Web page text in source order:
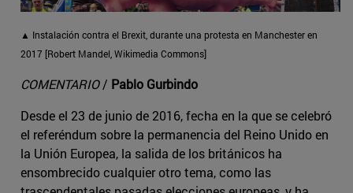
▲ Instalación contra el Brexit, durante una protesta en Manchester en
2017 [Robert Mandel, Wikimedia Commons]
COMENTARIO/ Pablo Gurbindo
Desde el 23 de junio de 2016, fecha en la que se celebró
el referéndum sobre la permanencia del Reino Unido en
la Unión Europea, la salida de los británicos ha
ensombrecido cualquier otro tema, como las